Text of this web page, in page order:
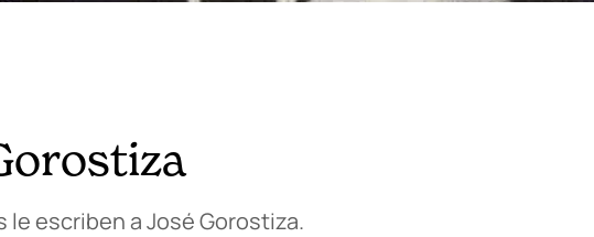
le escriben a José Gorostiza.